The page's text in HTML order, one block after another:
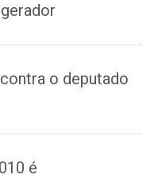
o deputado
é